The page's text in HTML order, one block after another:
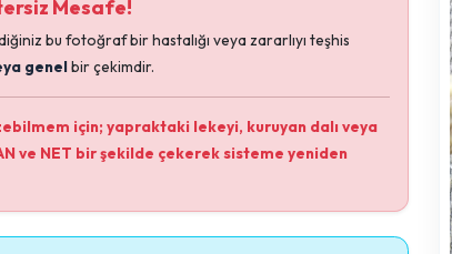
Yetersiz Mesafe!
gönderdiğiniz bu fotoğraf bir hastalığı veya zararlıyı
uzak veya genelbir çekimdir.
çözebilmem için; yapraktaki lekeyi, kuruyan dalı
YAKINDAN ve NET bir şekilde çekerek sisteme